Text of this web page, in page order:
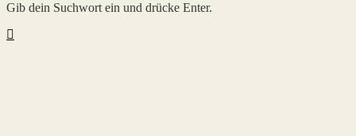
Gib dein Suchwort ein und drücke Enter.